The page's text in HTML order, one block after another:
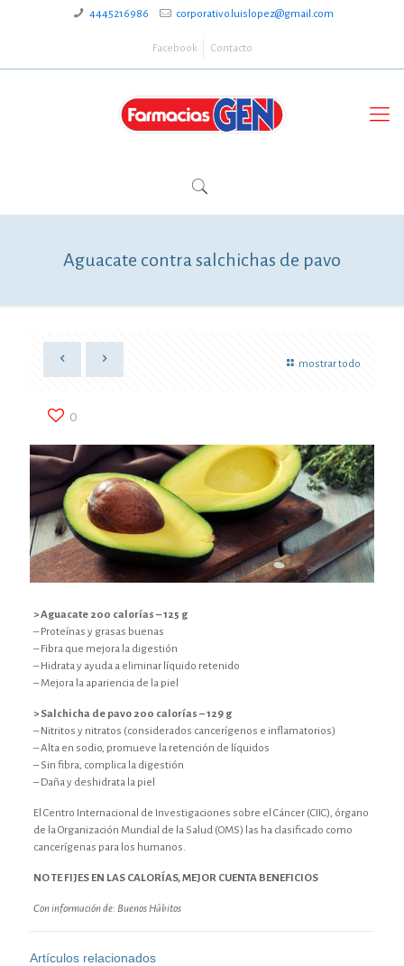
4445216986 corporativo.luislopez@gmail.com
Facebook Contacto
Aguacate contra salchichas de pavo
mostrar todo
0
> Aguacate 200 calorías – 125 g
– Proteínas y grasas buenas
– Fibra que mejora la digestión
– Hidrata y ayuda a eliminar líquido retenido
– Mejora la apariencia de la piel
> Salchicha de pavo 200 calorías – 129 g
– Nitritos y nitratos (considerados cancerígenos e inflamatorios)
– Alta en sodio, promueve la retención de líquidos
– Sin fibra, complica la digestión
– Daña y deshidrata la piel
El Centro Internacional de Investigaciones sobre el Cáncer (CIIC), órgano
de la Organización Mundial de la Salud (OMS) las ha clasificado como
cancerígenas para los humanos.
NO TE FIJES EN LAS CALORÍAS, MEJOR CUENTA BENEFICIOS
Con información de: Buenos Hábitos
Artículos relacionados